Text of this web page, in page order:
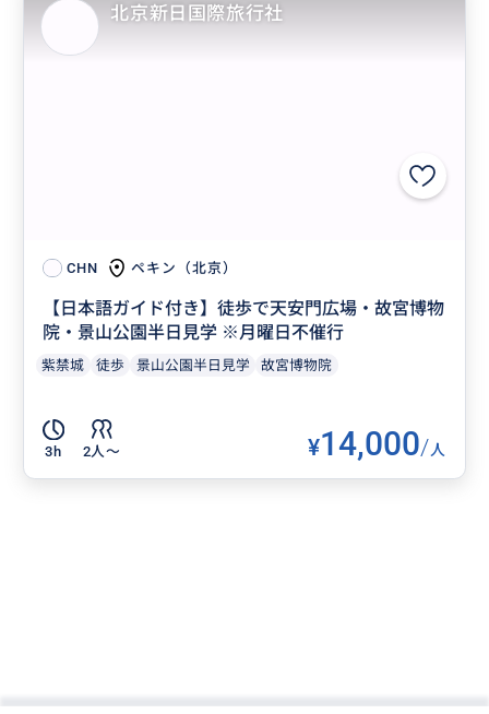
CHN ペキン（北京）
【日本語ガイド付き】徒歩で天安門広場・故宮博物
院・景山公園半日見学 ※月曜日不催行
紫禁城 徒歩 景山公園半日見学 故宮博物院
3h 2人〜 ¥14,000/人
北京新日国際旅行社